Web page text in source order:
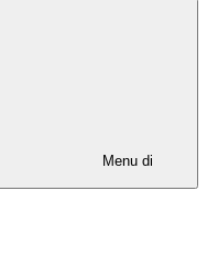
Menu di